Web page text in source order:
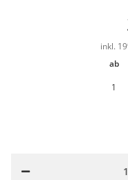
inkl.
ab
1